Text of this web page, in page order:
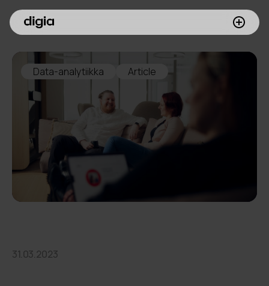
Palvelumme
Inspiroidu
Digia yrityksenä
Sijoittajille
Meille töihin
Data-analytiikka Article
31.03.2023